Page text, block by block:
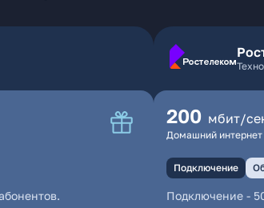
200 мбит/
Домашний интернет
Подключение
Подключение -